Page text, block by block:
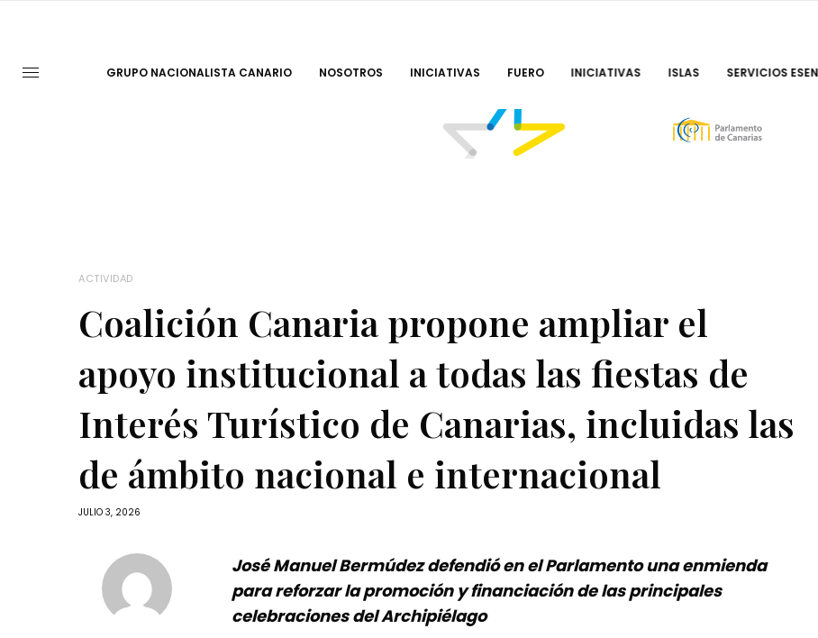
GRUPO NACIONALISTA CANARIO NOSOTROS INICIATIVAS FUERO INICIATIVAS ISLAS SERVICIOS
ACTIVIDAD
Coalición Canaria propone ampliar el
apoyo institucional a todas las fiestas de
Interés Turístico de Canarias, incluidas las
de ámbito nacional e internacional
JULIO 3, 2026
José Manuel Bermúdez defendió en el Parlamento una enmienda
para reforzar la promoción y financiación de las principales
celebraciones del Archipiélago